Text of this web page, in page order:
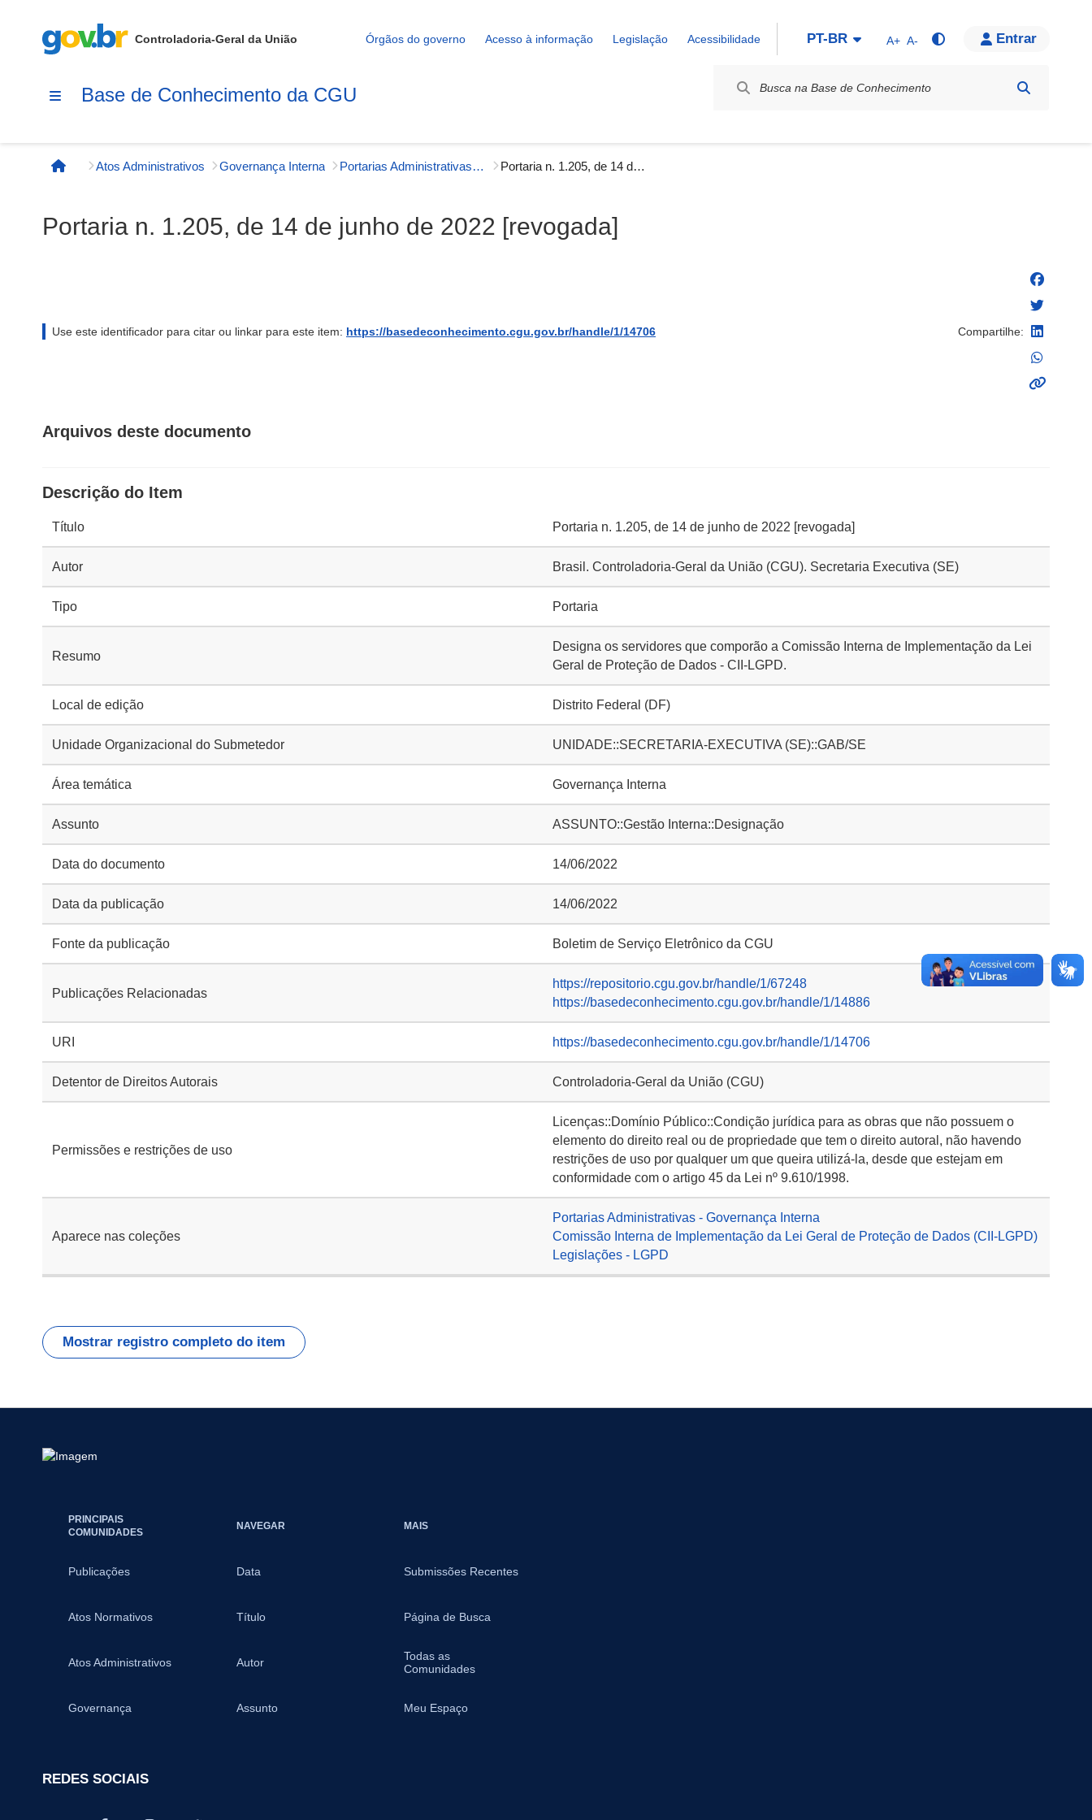
Controladoria-Geral da União Órgãos do governo Acesso à informação Legislação Acessibilidade PT-BR A+ A- Entrar
Base de Conhecimento da CGU
Página inicial
Atos Administrativos Governança Interna Portarias Administrativas - Governança Interna Portaria n. 1.205, de 14 de junho de 2022 [revogada]
Portaria n. 1.205, de 14 de junho de 2022 [revogada]
Use este identificador para citar ou linkar para este item: https://basedeconhecimento.cgu.gov.br/handle/1/14706 Compartilhe:
Arquivos deste documento
Descrição do Item
Título Portaria n. 1.205, de 14 de junho de 2022 [revogada]
Autor Brasil. Controladoria-Geral da União (CGU). Secretaria Executiva (SE)
Tipo Portaria
Resumo
Designa os servidores que comporão a Comissão Interna de Implementação da Lei
Geral de Proteção de Dados - CII-LGPD.
Local de edição Distrito Federal (DF)
Unidade Organizacional do Submetedor UNIDADE::SECRETARIA-EXECUTIVA (SE)::GAB/SE
Área temática Governança Interna
Assunto ASSUNTO::Gestão Interna::Designação
Data do documento 14/06/2022
Data da publicação 14/06/2022
Fonte da publicação Boletim de Serviço Eletrônico da CGU
Publicações Relacionadas
https://repositorio.cgu.gov.br/handle/1/67248
https://basedeconhecimento.cgu.gov.br/handle/1/14886
URI https://basedeconhecimento.cgu.gov.br/handle/1/14706
Detentor de Direitos Autorais Controladoria-Geral da União (CGU)
Permissões e restrições de uso
Licenças::Domínio Público::Condição jurídica para as obras que não possuem o
elemento do direito real ou de propriedade que tem o direito autoral, não havendo
restrições de uso por qualquer um que queira utilizá-la, desde que estejam em
conformidade com o artigo 45 da Lei nº 9.610/1998.
Aparece nas coleções
Portarias Administrativas - Governança Interna
Comissão Interna de Implementação da Lei Geral de Proteção de Dados (CII-LGPD)
Legislações - LGPD
Mostrar registro completo do item
PRINCIPAIS
COMUNIDADES
Publicações
Atos Normativos
Atos Administrativos
Governança
NAVEGAR
Data
Título
Autor
Assunto
MAIS
Submissões Recentes
Página de Busca
Todas as
Comunidades
Meu Espaço
REDES SOCIAIS